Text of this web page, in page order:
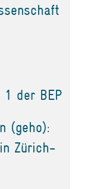
1 der BEP
(geho):
Zürich-